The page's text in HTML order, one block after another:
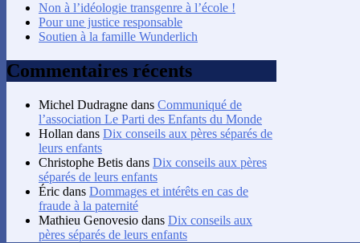
Non à l’idéologie transgenre à l’école !
Pour une justice responsable
Soutien à la famille Wunderlich
Commentaires récents
Michel Dudragne dans Communiqué de
l’association Le Parti des Enfants du Monde
Hollan dans Dix conseils aux pères séparés de
leurs enfants
Christophe Betis dans Dix conseils aux pères
séparés de leurs enfants
Éric dans Dommages et intérêts en cas de
fraude à la paternité
Mathieu Genovesio dans Dix conseils aux
pères séparés de leurs enfants